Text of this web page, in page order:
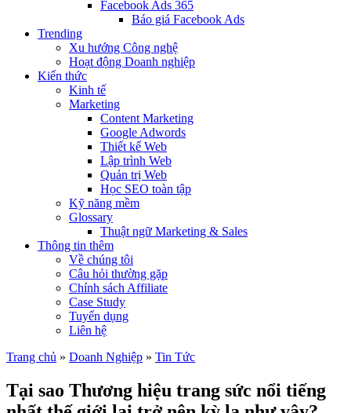
Facebook Ads 365
Báo giá Facebook Ads
Trending
Xu hướng Công nghệ
Hoạt động Doanh nghiệp
Kiến thức
Kinh tế
Marketing
Content Marketing
Google Adwords
Thiết kế Web
Lập trình Web
Quản trị Web
Học SEO toàn tập
Kỹ năng mềm
Glossary
Thuật ngữ Marketing & Sales
Thông tin thêm
Về chúng tôi
Câu hỏi thường gặp
Chính sách Affiliate
Case Study
Tuyển dụng
Liên hệ
Trang chủ » Doanh Nghiệp » Tin Tức
Tại sao Thương hiệu trang sức nổi tiếng